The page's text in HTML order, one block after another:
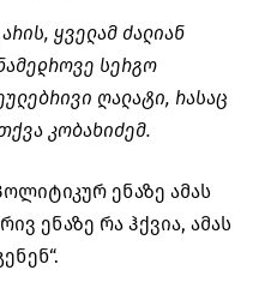
ყველამ ძალიან
სერგო
ღალატი, რასაც
კობახიძემ.
ენაზე ამას
ენაზე რა ჰქვია, ამას